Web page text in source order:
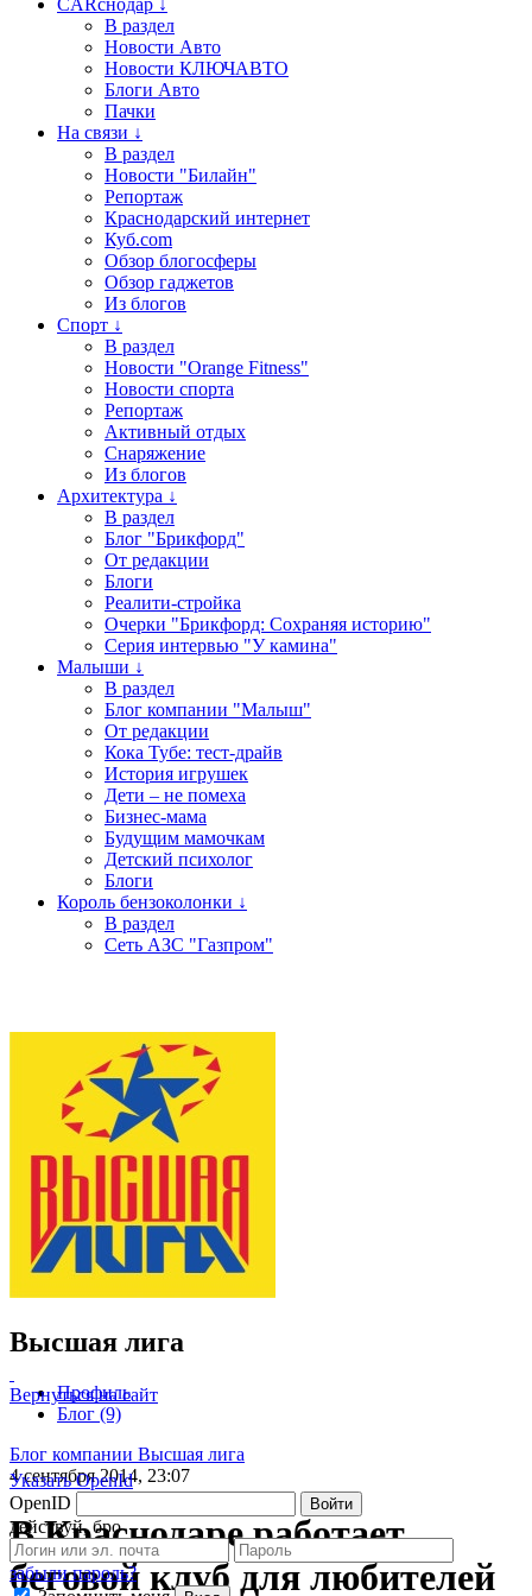
Вернуться на сайт
Указать OpenId
OpenID
Войти
действуй, бро
забыли пароль?
CARснодар ↓
В раздел
Новости Авто
Новости КЛЮЧАВТО
Блоги Авто
Пачки
На связи ↓
В раздел
Новости "Билайн"
Репортаж
Краснодарский интернет
Куб.com
Обзор блогосферы
Обзор гаджетов
Из блогов
Спорт ↓
В раздел
Новости "Orange Fitness"
Новости спорта
Репортаж
Активный отдых
Снаряжение
Из блогов
Архитектура ↓
В раздел
Блог "Брикфорд"
От редакции
Блоги
Реалити-стройка
Очерки "Брикфорд: Сохраняя историю"
Серия интервью "У камина"
Малыши ↓
В раздел
Блог компании "Малыш"
От редакции
Кока Тубе: тест-драйв
История игрушек
Дети – не помеха
Бизнес-мама
Будущим мамочкам
Детский психолог
Блоги
Король бензоколонки ↓
В раздел
Сеть АЗС "Газпром"
Высшая лига
Профиль
Блог (9)
Блог компании Высшая лига
4 сентября 2014, 23:07
В Краснодаре работает
беговой клуб для любителей